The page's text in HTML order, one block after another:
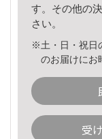
す。その他の
さい。
※土・日・祝日
のお届けにお
受